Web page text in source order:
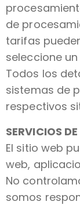
de
tarifas
seleccione
Todos los
sistemas de
respectivos
SERVICIOS
El sitio web
web,
No
somos